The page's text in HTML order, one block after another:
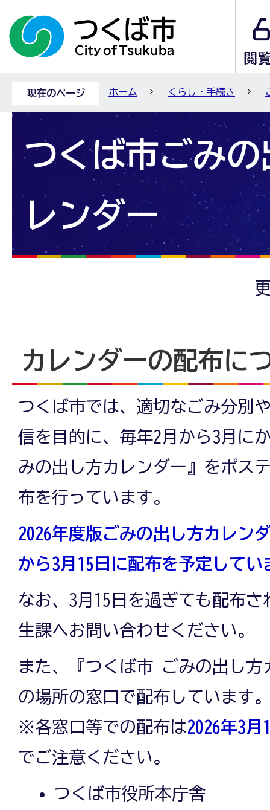
現在のページ ホーム くらし・手続き
つくば市ごみの
レンダー
カレンダーの配布に
つくば市では、適切なごみ分別
信を目的に、毎年2月から3月に
みの出し方カレンダー』をポス
布を行っています。
2026年度版ごみの出し方カレン
から3月15日に配布を予定してい
なお、3月15日を過ぎても配布
生課へお問い合わせください。
また、『つくば市 ごみの出し方
の場所の窓口で配布しています
※各窓口等での配布は2026年3月
でご注意ください。
つくば市役所本庁舎